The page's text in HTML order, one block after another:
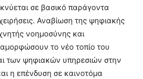
σε βασικό παράγοντα
Αναβίωση της ψηφιακής
νοημοσύνης και
το νέο τοπίο του
των ψηφιακών υπηρεσιών στην
η επένδυση σε καινοτόμα